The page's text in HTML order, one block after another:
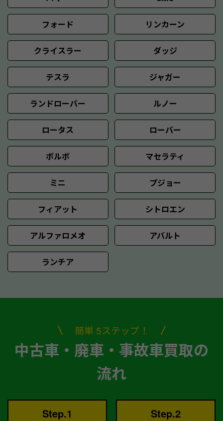
フォード リンカーン
クライスラー ダッジ
テスラ ジャガー
ランドローバー ルノー
ロータス ローバー
ボルボ マセラティ
ミニ プジョー
フィアット シトロエン
アルファロメオ アバルト
ランチア
簡単 5ステップ！
中古車・廃車・事故車買取の
流れ
Step.1 Step.2